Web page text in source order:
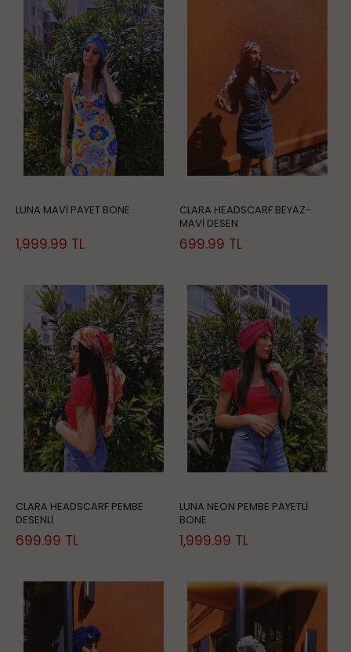
LUNA MAVİ PAYET BONE
1,999.99 TL
CLARA HEADSCARF BEYAZ-
MAVİ DESEN
699.99 TL
CLARA HEADSCARF PEMBE
DESENLİ
699.99 TL
LUNA NEON PEMBE PAYETLİ
BONE
1,999.99 TL